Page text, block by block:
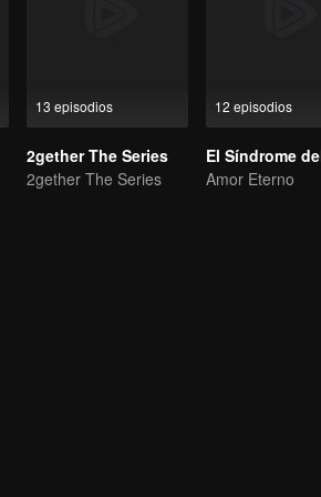
13 episodios
2gether The Series
2gether The Series
12 episodios
Amor Eterno